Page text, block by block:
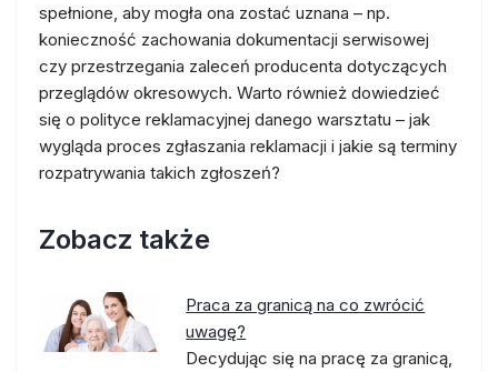
spełnione, aby mogła ona zostać uznana – np.
konieczność zachowania dokumentacji serwisowej
czy przestrzegania zaleceń producenta dotyczących
przeglądów okresowych. Warto również dowiedzieć
się o polityce reklamacyjnej danego warsztatu – jak
wygląda proces zgłaszania reklamacji i jakie są terminy
rozpatrywania takich zgłoszeń?
Zobacz także
Praca za granicą na co zwrócić
uwagę?
Decydując się na pracę za granicą,